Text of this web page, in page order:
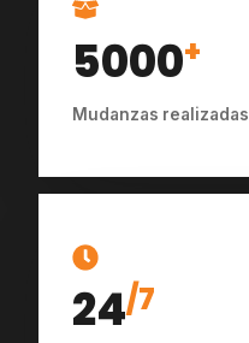
5000+
Mudanzas realizadas
24/7